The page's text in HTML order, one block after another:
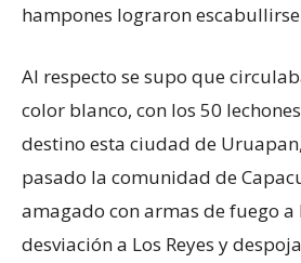
hampones lograron
Al respecto se supo que
color blanco, con los 50
destino esta ciudad de
pasado la comunidad de
amagado con armas de fuego
desviación a Los Reyes y